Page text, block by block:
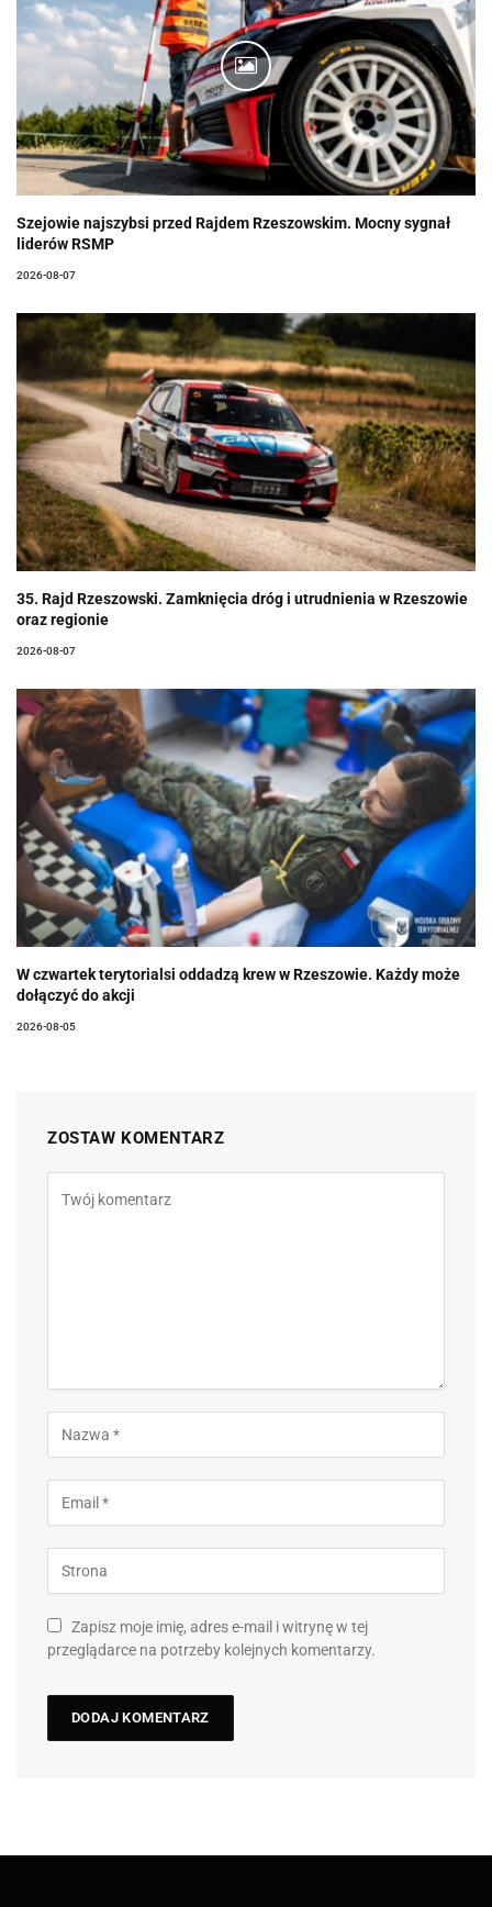
Szejowie najszybsi przed Rajdem Rzeszowskim. Mocny sygnał
liderów RSMP
2026-08-07
35. Rajd Rzeszowski. Zamknięcia dróg i utrudnienia w Rzeszowie
oraz regionie
2026-08-07
W czwartek terytorialsi oddadzą krew w Rzeszowie. Każdy może
dołączyć do akcji
2026-08-05
ZOSTAW KOMENTARZ
Zapisz moje imię, adres e-mail i witrynę w tej
przeglądarce na potrzeby kolejnych komentarzy.